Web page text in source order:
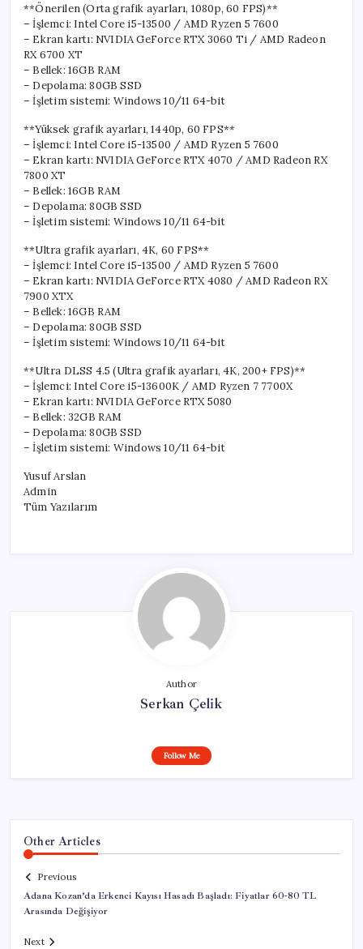
**Önerilen (Orta grafik ayarları, 1080p, 60 FPS)**
– İşlemci: Intel Core i5-13500 / AMD Ryzen 5 7600
– Ekran kartı: NVIDIA GeForce RTX 3060 Ti / AMD Radeon
RX 6700 XT
– Bellek: 16GB RAM
– Depolama: 80GB SSD
– İşletim sistemi: Windows 10/11 64-bit
**Yüksek grafik ayarları, 1440p, 60 FPS**
– İşlemci: Intel Core i5-13500 / AMD Ryzen 5 7600
– Ekran kartı: NVIDIA GeForce RTX 4070 / AMD Radeon RX
7800 XT
– Bellek: 16GB RAM
– Depolama: 80GB SSD
– İşletim sistemi: Windows 10/11 64-bit
**Ultra grafik ayarları, 4K, 60 FPS**
– İşlemci: Intel Core i5-13500 / AMD Ryzen 5 7600
– Ekran kartı: NVIDIA GeForce RTX 4080 / AMD Radeon RX
7900 XTX
– Bellek: 16GB RAM
– Depolama: 80GB SSD
– İşletim sistemi: Windows 10/11 64-bit
**Ultra DLSS 4.5 (Ultra grafik ayarları, 4K, 200+ FPS)**
– İşlemci: Intel Core i5-13600K / AMD Ryzen 7 7700X
– Ekran kartı: NVIDIA GeForce RTX 5080
– Bellek: 32GB RAM
– Depolama: 80GB SSD
– İşletim sistemi: Windows 10/11 64-bit
Yusuf Arslan
Admin
Tüm Yazılarım
Author
Serkan Çelik
Follow Me
Other Articles
Previous
Adana Kozan’da Erkenci Kayısı Hasadı Başladı: Fiyatlar 60-80 TL
Arasında Değişiyor
Next